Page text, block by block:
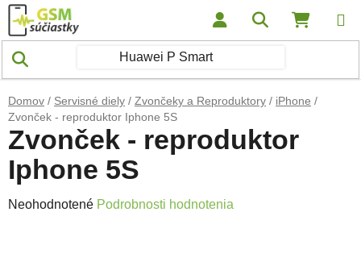
Prejsť na obsah Hľadať
Domov / Servisné diely / Zvončeky a Reproduktory / iPhone /
Zvonček - reproduktor Iphone 5S
Zvonček - reproduktor
Iphone 5S
Priemerné hodnotenie produktu je 0,0 z 5 hviezdičiek.
Neohodnotené Podrobnosti hodnotenia